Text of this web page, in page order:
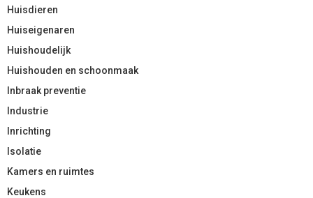
Huisdieren
Huiseigenaren
Huishoudelijk
Huishouden en schoonmaak
Inbraak preventie
Industrie
Inrichting
Isolatie
Kamers en ruimtes
Keukens